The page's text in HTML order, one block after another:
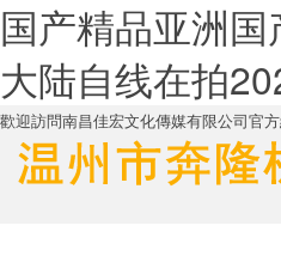
国产精品亚洲
大陆自线在拍
歡迎訪問南昌佳宏文化傳媒有限公司官